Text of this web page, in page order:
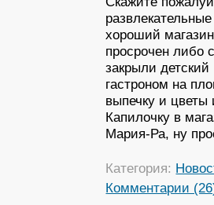
хороший
просрочен либо
закрыли
гастроном на
выпечку и
Капилочку в
Мария-Ра, ну
Категория:
Комментарии